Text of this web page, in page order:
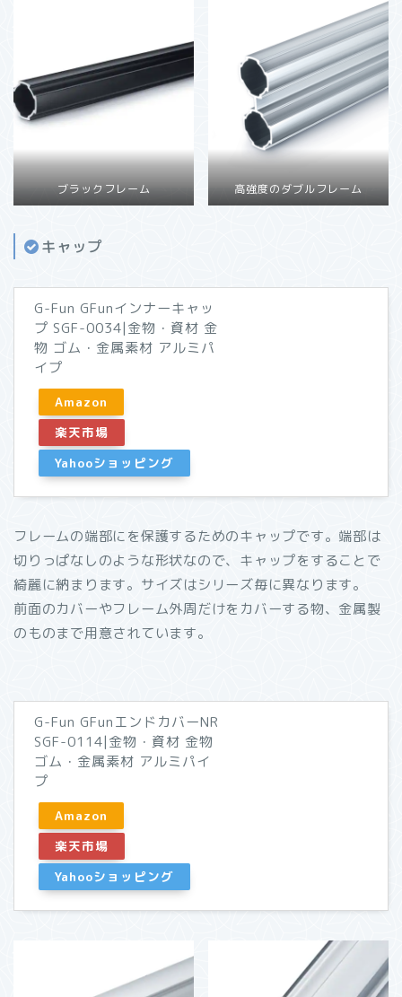
ブラックフレーム 高強度のダブルフレーム
キャップ
G-Fun GFunインナーキャッ
プ SGF-0034|金物・資材 金
物 ゴム・金属素材 アルミパ
イプ
Amazon
楽天市場
Yahooショッピング
フレームの端部にを保護するためのキャップです。端部は
切りっぱなしのような形状なので、キャップをすることで
綺麗に納まります。サイズはシリーズ毎に異なります。
前面のカバーやフレーム外周だけをカバーする物、金属製
のものまで用意されています。
G-Fun GFunエンドカバーNR
SGF-0114|金物・資材 金物
ゴム・金属素材 アルミパイ
プ
Amazon
楽天市場
Yahooショッピング